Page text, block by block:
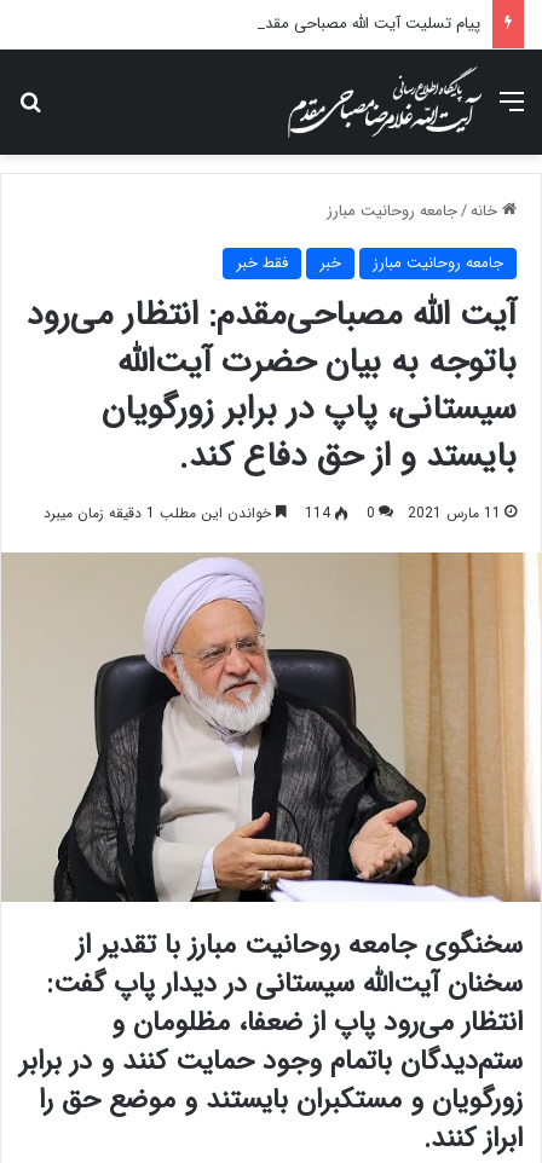
منو
خانه/جامعه روحانیت مبارز
جامعه روحانیت مبارز خبر فقط خبر
آیت الله مصباحی‌مقدم: انتظار می‌رود
باتوجه به بیان حضرت آیت‌الله
سیستانی، پاپ در برابر زورگویان
بایستد و از حق دفاع کند.
11 مارس 2021 0
114 خواندن این مطلب 1 دقیقه زمان میبرد
سخنگوی جامعه روحانیت مبارز با تقدیر از
سخنان آیت‌الله سیستانی در دیدار پاپ گفت:
انتظار می‌رود پاپ از ضعفا، مظلومان و
ستم‌دیدگان باتمام وجود حمایت کنند و در برابر
زورگویان و مستکبران بایستند و موضع حق را
ابراز کنند.